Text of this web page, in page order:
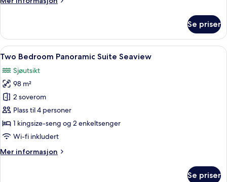
View
Room
with
Sea
Se priser
Åpne
alle
bildene
av
Two
Bedroom
Panoramic
Suite
Safe på rommet, skrivebord,
7
Two Bedroom Panoramic Suite Seaview
Sjøutsikt
98 m²
2 soverom
Plass til 4 personer
1 kingsize-seng og 2 enkeltsenger
Wi-fi inkludert
Mer informasjon
Mer
Se priser